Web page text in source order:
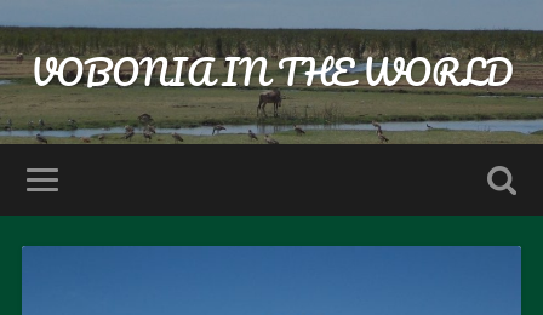
VOBONIA IN THE WORLD